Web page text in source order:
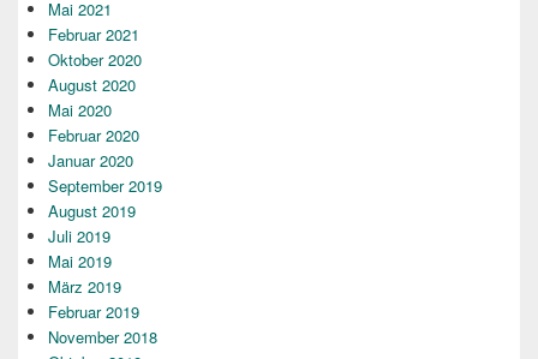
Mai 2021
Februar 2021
Oktober 2020
August 2020
Mai 2020
Februar 2020
Januar 2020
September 2019
August 2019
Juli 2019
Mai 2019
März 2019
Februar 2019
November 2018